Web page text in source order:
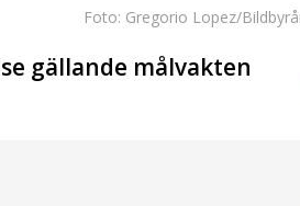
Foto: Gregorio Lopez/
gällande målvakten